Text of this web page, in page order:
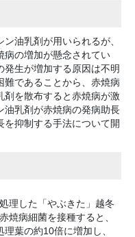
油乳剤が用いられるが、
病の増加が懸念されてい
生が増加する原因は不明
難であることから、赤焼病
剤を散布すると赤焼病が激
油乳剤が赤焼病の発病助長
抑制する手法について開
理した「やぶきた」越冬
焼病細菌を接種すると、
葉の約10倍に増加し、